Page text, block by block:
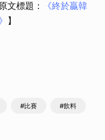
文標題：
《終於贏韓
】
#比賽 #飲料